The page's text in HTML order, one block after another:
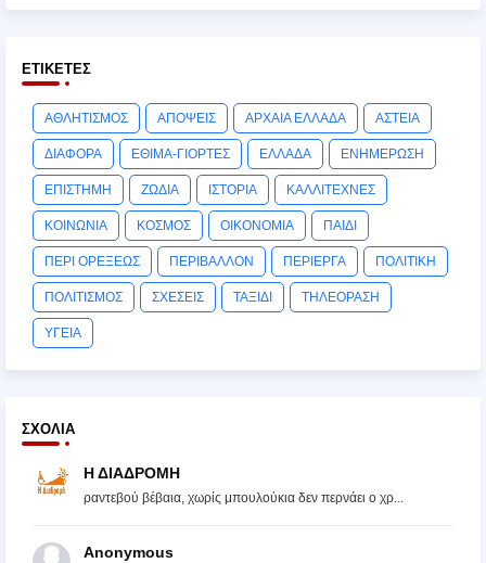
ΕΤΙΚΈΤΕΣ
ΑΘΛΗΤΙΣΜΟΣ ΑΠΟΨΕΙΣ ΑΡΧΑΙΑ ΕΛΛΑΔΑ ΑΣΤΕΙΑ
ΔΙΑΦΟΡΑ ΕΘΙΜΑ-ΓΙΟΡΤΕΣ ΕΛΛΑΔΑ ΕΝΗΜΕΡΩΣΗ
ΕΠΙΣΤΗΜΗ ΖΩΔΙΑ ΙΣΤΟΡΙΑ ΚΑΛΛΙΤΕΧΝΕΣ
ΚΟΙΝΩΝΙΑ ΚΟΣΜΟΣ ΟΙΚΟΝΟΜΙΑ ΠΑΙΔΙ
ΠΕΡΙ ΟΡΕΞΕΩΣ ΠΕΡΙΒΑΛΛΟΝ ΠΕΡΙΕΡΓΑ ΠΟΛΙΤΙΚΗ
ΠΟΛΙΤΙΣΜΟΣ ΣΧΕΣΕΙΣ ΤΑΞΙΔΙ ΤΗΛΕΟΡΑΣΗ
ΥΓΕΙΑ
ΣΧΌΛΙΑ
Η ΔΙΑΔΡΟΜΗ
ραντεβού βέβαια, χωρίς μπουλούκια δεν περνάει ο χρ...
Anonymous